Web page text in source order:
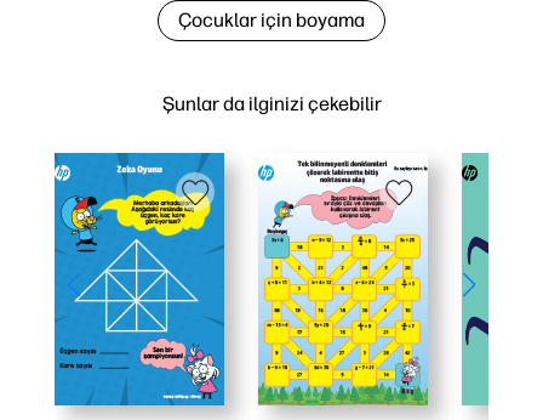
Şunlar da ilginizi çekebilir
Çocuklar için boyama